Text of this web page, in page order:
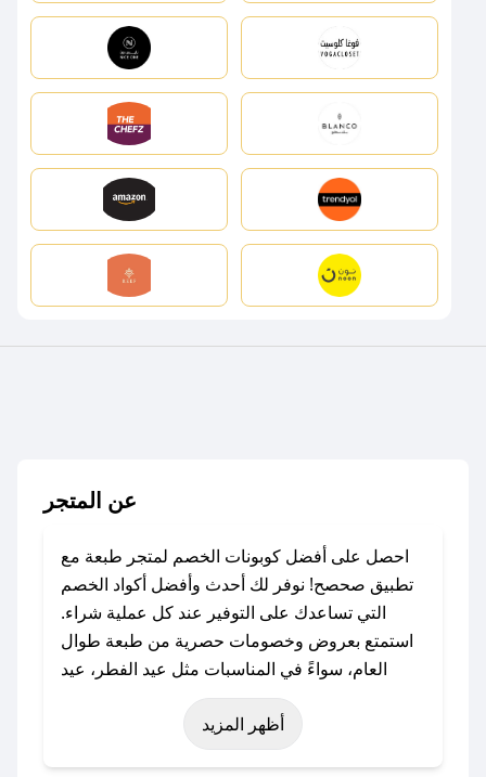
عن المتجر
احصل على أفضل كوبونات الخصم لمتجر طبعة مع
تطبيق صحصح! نوفر لك أحدث وأفضل أكواد الخصم
التي تساعدك على التوفير عند كل عملية شراء.
استمتع بعروض وخصومات حصرية من طبعة طوال
العام، سواءً في المناسبات مثل عيد الفطر، عيد
الأضحى، الجمعة البيضاء (شهر نوفمبر)، رمضان،
اليوم الوطني، يوم التأسيس، أو حتى عروض خاصة
أظهر المزيد